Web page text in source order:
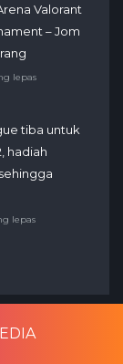
Valorant
– Jom
lepas
tiba untuk
hadiah
lepas